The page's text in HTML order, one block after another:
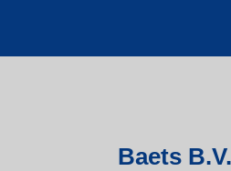
Baets